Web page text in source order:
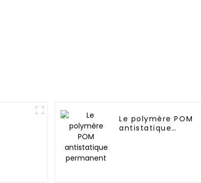
Le polymère POM
antistatique